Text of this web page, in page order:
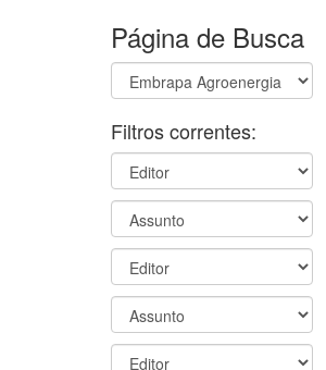
Página de Busca
Filtros correntes: